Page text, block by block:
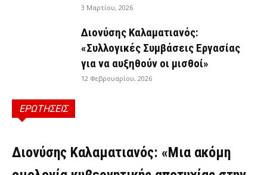
3 Μαρτίου, 2026
Διονύσης Καλαματιανός:
«Συλλογικές Συμβάσεις Εργασίας
για να αυξηθούν οι μισθοί»
12 Φεβρουαρίου, 2026
ΕΡΩΤΗΣΕΙΣ
ΕΡΩΤΉΣΕΙΣ
Διονύσης Καλαματιανός: «Μια ακόμη